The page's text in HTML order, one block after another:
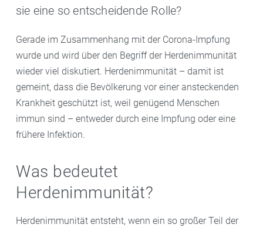
sie eine so entscheidende Rolle?
Gerade im Zusammenhang mit der Corona-Impfung
wurde und wird über den Begriff der Herdenimmunität
wieder viel diskutiert. Herdenimmunität – damit ist
gemeint, dass die Bevölkerung vor einer ansteckenden
Krankheit geschützt ist, weil genügend Menschen
immun sind – entweder durch eine Impfung oder eine
frühere Infektion.
Was bedeutet
Herdenimmunität?
Herdenimmunität entsteht, wenn ein so großer Teil der